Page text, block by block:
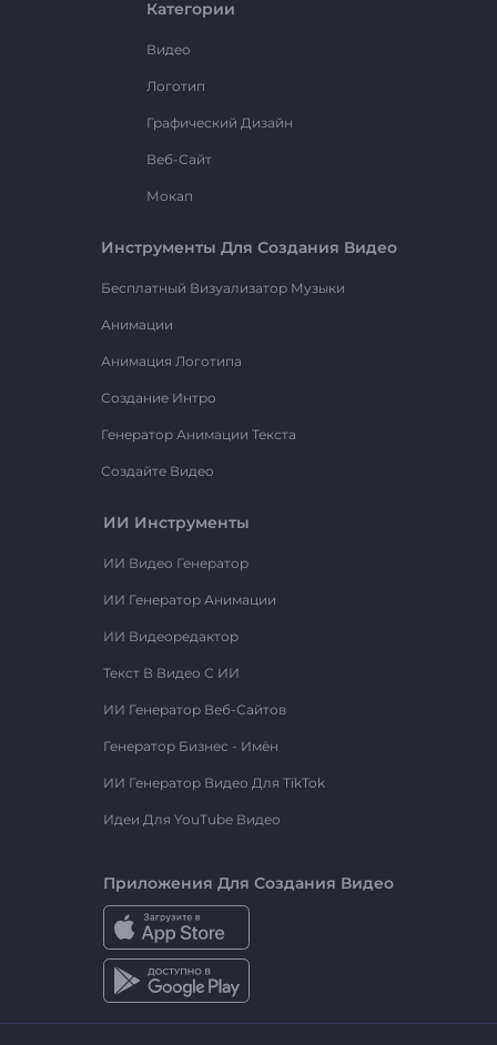
Категории
Видео
Логотип
Графический Дизайн
Веб-Сайт
Мокап
Инструменты Для Создания Видео
Бесплатный Визуализатор Музыки
Анимации
Анимация Логотипа
Создание Интро
Генератор Анимации Текста
Создайте Видео
ИИ Инструменты
ИИ Видео Генератор
ИИ Генератор Анимации
ИИ Видеоредактор
Текст В Видео С ИИ
ИИ Генератор Веб-Сайтов
Генератор Бизнес - Имён
ИИ Генератор Видео Для TikTok
Идеи Для YouTube Видео
Приложения Для Создания Видео